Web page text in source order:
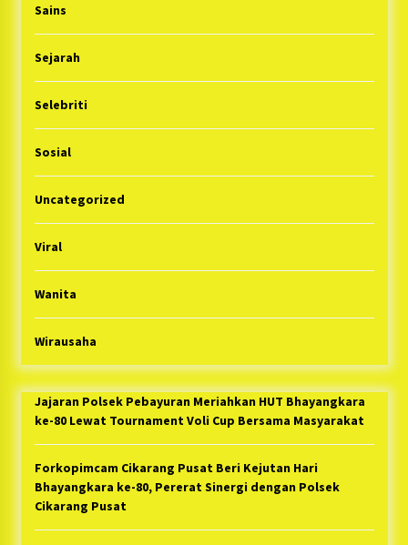
Sains
Sejarah
Selebriti
Sosial
Uncategorized
Viral
Wanita
Wirausaha
Jajaran Polsek Pebayuran Meriahkan HUT Bhayangkara
ke-80 Lewat Tournament Voli Cup Bersama Masyarakat
Forkopimcam Cikarang Pusat Beri Kejutan Hari
Bhayangkara ke-80, Pererat Sinergi dengan Polsek
Cikarang Pusat